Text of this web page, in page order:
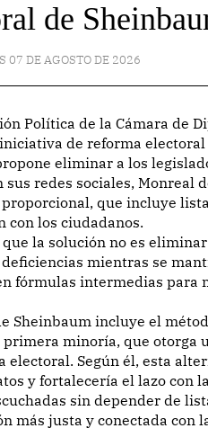
de
07 DE AGOSTO DE 2026
de reforma
eliminar a los
redes sociales, Monreal
que incluye
con los ciudadanos.
la solución no es
mientras se
fórmulas intermedias para
Sheinbaum incluye el
minoría, que otorga
electoral. Según él, esta
y fortalecería el lazo con
sin depender de
más justa y conectada con